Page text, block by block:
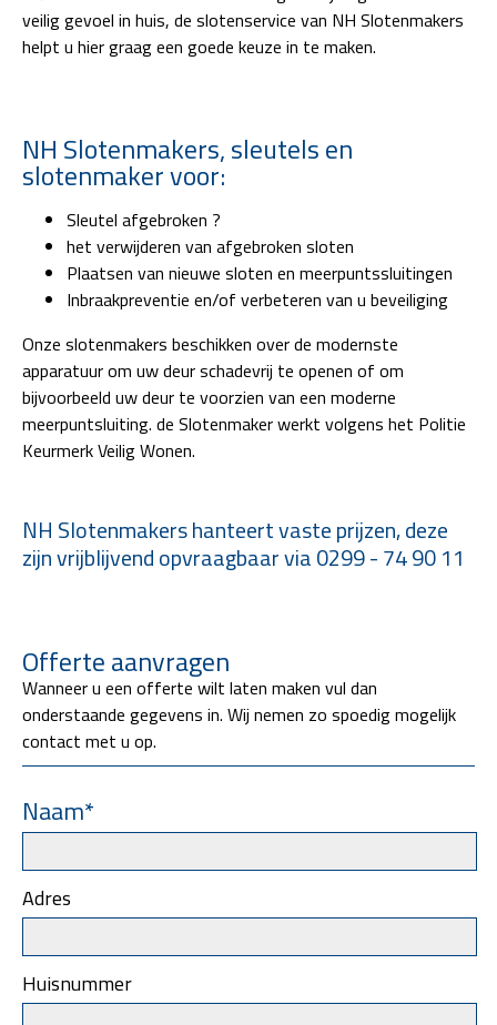
veilig gevoel in huis, de slotenservice van NH Slotenmakers
helpt u hier graag een goede keuze in te maken.
NH Slotenmakers, sleutels en
slotenmaker voor:
Sleutel afgebroken ?
het verwijderen van afgebroken sloten
Plaatsen van nieuwe sloten en meerpuntssluitingen
Inbraakpreventie en/of verbeteren van u beveiliging
Onze slotenmakers beschikken over de modernste
apparatuur om uw deur schadevrij te openen of om
bijvoorbeeld uw deur te voorzien van een moderne
meerpuntsluiting. de Slotenmaker werkt volgens het Politie
Keurmerk Veilig Wonen.
NH Slotenmakers hanteert vaste prijzen, deze
zijn vrijblijvend opvraagbaar via 0299 - 74 90 11
Offerte aanvragen
Wanneer u een offerte wilt laten maken vul dan
onderstaande gegevens in. Wij nemen zo spoedig mogelijk
contact met u op.
Naam*
Adres
Huisnummer